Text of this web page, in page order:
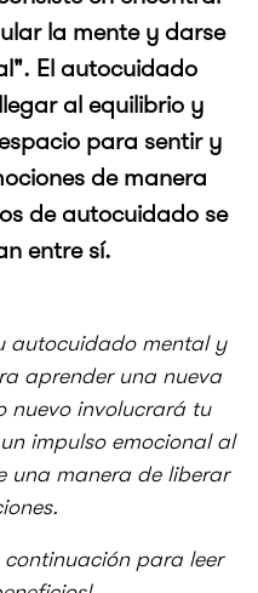
la mente y darse
El autocuidado
al equilibrio y
para sentir y
de manera
de autocuidado se
entre sí.
autocuidado mental y
aprender una nueva
nuevo involucrará tu
impulso emocional al
una manera de liberar
continuación para leer